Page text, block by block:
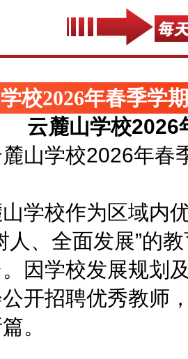
校2026年春季学
云麓山学校2026
学校2026年春
校作为区域内优
人、全面发展”的
因学校发展规划
开招聘优秀教师
。